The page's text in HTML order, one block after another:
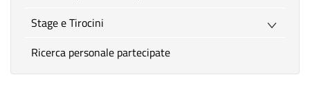
Stage e Tirocini
Ricerca personale partecipate